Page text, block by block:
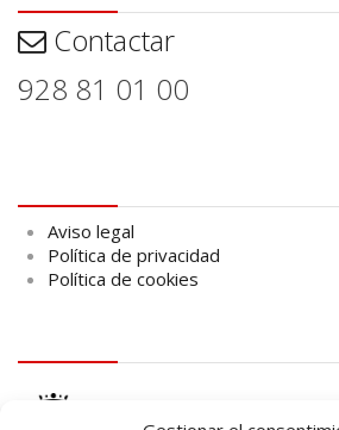
Contactar
928 81 01 00
Aviso legal
Política de privacidad
Política de cookies